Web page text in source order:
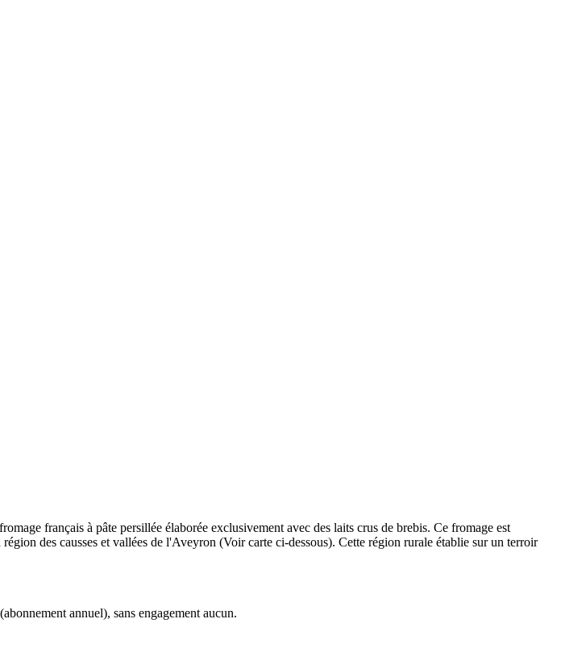
français à pâte persillée élaborée exclusivement avec des laits crus de brebis. Ce fromage est
des causses et vallées de l'Aveyron (Voir carte ci-dessous). Cette région rurale établie sur un terroir
annuel), sans engagement aucun.